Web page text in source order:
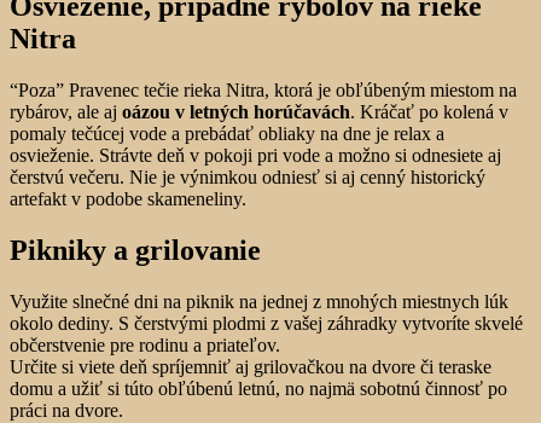
Osvieženie, prípadne rybolov na rieke
Nitra
“Poza” Pravenec tečie rieka Nitra, ktorá je obľúbeným miestom na
rybárov, ale aj oázou v letných horúčavách. Kráčať po kolená v
pomaly tečúcej vode a prebádať obliaky na dne je relax a
osvieženie. Strávte deň v pokoji pri vode a možno si odnesiete aj
čerstvú večeru. Nie je výnimkou odniesť si aj cenný historický
artefakt v podobe skameneliny.
Pikniky a grilovanie
Využite slnečné dni na piknik na jednej z mnohých miestnych lúk
okolo dediny. S čerstvými plodmi z vašej záhradky vytvoríte skvelé
občerstvenie pre rodinu a priateľov.
Určite si viete deň spríjemniť aj grilovačkou na dvore či teraske
domu a užiť si túto obľúbenú letnú, no najmä sobotnú činnosť po
práci na dvore.